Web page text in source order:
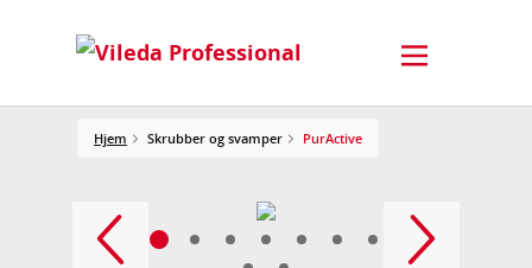
Hjem Skrubber og svamper PurActive